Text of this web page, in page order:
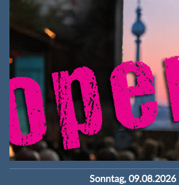
Sonntag, 09.08.2026